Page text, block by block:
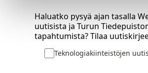
Haluatko pysyä ajan tasalla
uutisista ja Turun
tapahtumista? Tilaa
Teknologiakiinteistöjen